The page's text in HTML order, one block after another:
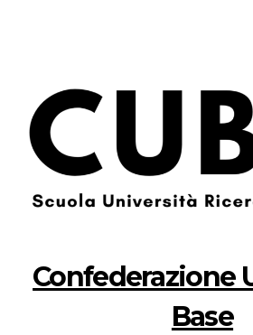
Confederazione
Base